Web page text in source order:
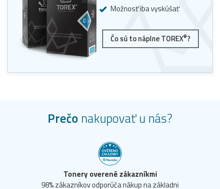
Možnosť iba vyskúšať
Čo sú to náplne TOREX®?
Prečo nakupovať u nás?
Tonery overené zákazníkmi
98% zákazníkov odporúča nákup na základni